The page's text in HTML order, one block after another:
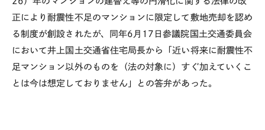
正により耐震性不足のマンションに限定して敷地売却を認め
る制度が創設されたが、同年6月17日参議院国土交通委員会
において井上国土交通省住宅局長から「近い将来に耐震性不
足マンション以外のものを（法の対象に）すぐ加えていくこ
とは今は想定しておりません」との答弁があった。